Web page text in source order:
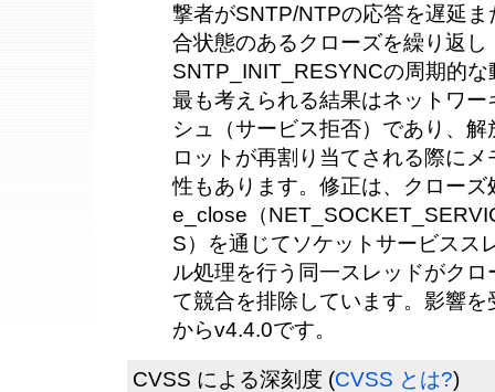
撃者がSNTP/NTPの応答を遅延
合状態のあるクローズを繰り返
SNTP_INIT_RESYNCの周期的
最も考えられる結果はネットワ
シュ（サービス拒否）であり、
ロットが再割り当てされる際に
性もあります。修正は、クロー
e_close（
S）を通じてソケットサービスス
ル処理を行う同一スレッドがク
て競合を排除しています。影響
からv4.4.0です。
CVSS による深刻度 (CVSS とは?)